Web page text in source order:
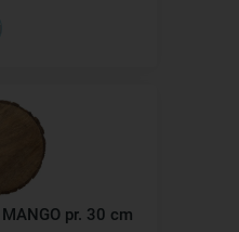
pr. 30 cm